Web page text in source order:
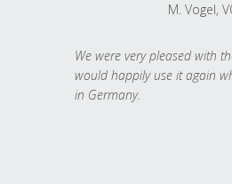
M. Vogel,
We were very pleased with
would happily use it again
in Germany.